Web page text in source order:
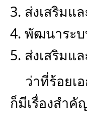
3. ส่งเสริมแ
4. พัฒนาระบ
5. ส่งเสริมแ
ว่าที่ร้อยเ
ก็มีเรื่องสำคั